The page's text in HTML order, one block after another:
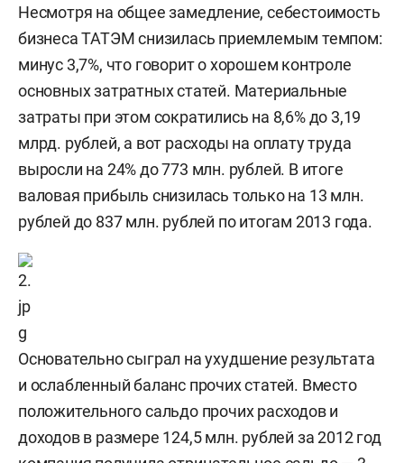
Несмотря на общее замедление, себестоимость
бизнеса ТАТЭМ снизилась приемлемым темпом:
минус 3,7%, что говорит о хорошем контроле
основных затратных статей. Материальные
затраты при этом сократились на 8,6% до 3,19
млрд. рублей, а вот расходы на оплату труда
выросли на 24% до 773 млн. рублей. В итоге
валовая прибыль снизилась только на 13 млн.
рублей до 837 млн. рублей по итогам 2013 года.
Основательно сыграл на ухудшение результата
и ослабленный баланс прочих статей. Вместо
положительного сальдо прочих расходов и
доходов в размере 124,5 млн. рублей за 2012 год